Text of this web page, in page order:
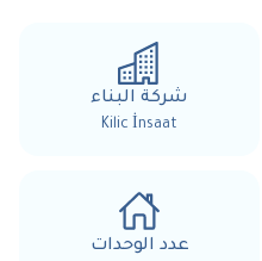
شركة البناء
Kilic İnsaat
عدد الوحدات